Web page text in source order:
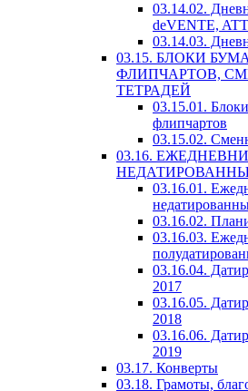
03.14.02.
deVENTE,
03.14.03.
03.15. БЛОКИ
ФЛИПЧАРТОВ,
ТЕТРАДЕЙ
03.15.01.
флипчартов
03.15.02.
03.16.
03.16.01.
03.16.02.
03.16.03.
03.16.04.
2017
03.16.05.
2018
03.16.06.
2019
03.17. Конверты
03.18. Грамоты,